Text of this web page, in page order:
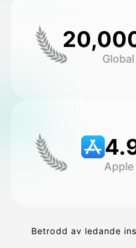
Galleri
Priser
Betrodd av ledande